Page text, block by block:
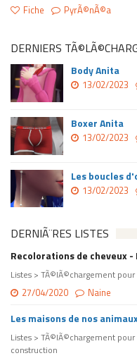
Fiche PyrÃ©nÃ©a
DERNIERS
Body Anita
13/02/2023
Boxer Anita
13/02/2023
Les boucles
13/02/2023
DERNIÃ¨RES LISTES
Recolorations de cheveux
Listes > TÃ©lÃ©chargement pour
27/04/2020 Naine
Les maisons de nos
Listes > TÃ©lÃ©chargement
construction